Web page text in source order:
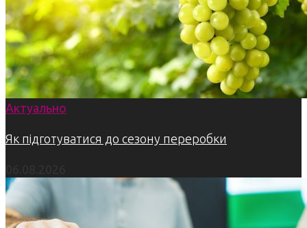
Актуально
Як підготуватися до сезону переробки